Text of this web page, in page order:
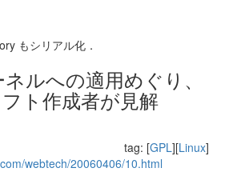
もシリアル化．
ルへの適用めぐり、
ト作成者が見解
tag: [GPL][Linux]
webtech/20060406/10.html